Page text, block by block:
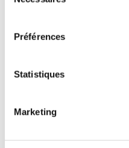
Préférences
Statistiques
Marketing